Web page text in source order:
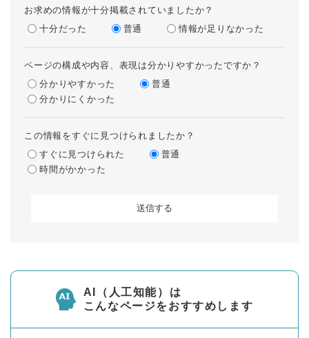
お求めの情報が十分掲載されていましたか？
十分だった
普通 情報が足りなかった
ページの構成や内容、表現は分かりやすかったですか？
分かりやすかった
普通
分かりにくかった
この情報をすぐに見つけられましたか？
すぐに見つけられた
普通
時間がかかった
AI（人工知能）は
こんなページをおすすめします